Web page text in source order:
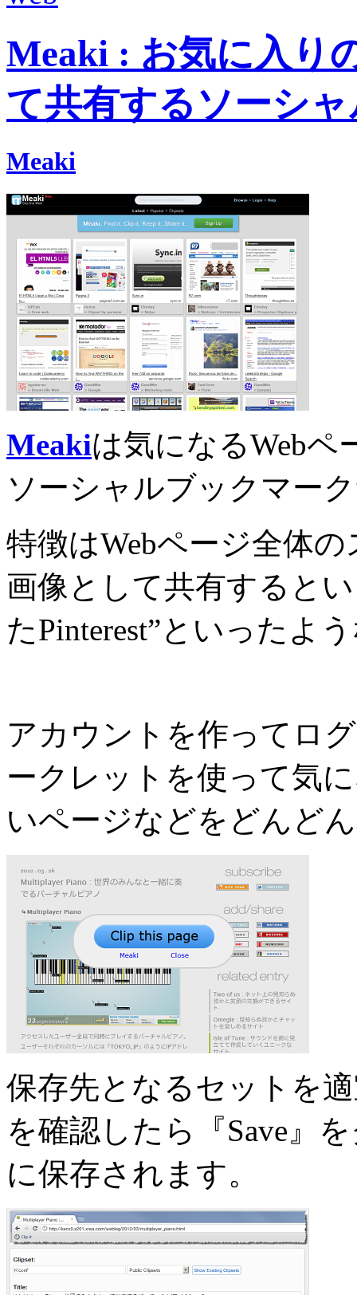
Meaki : お気に入り
て共有するソーシ
Meaki
Meakiは気になるWeb
ソーシャルブックマー
特徴はWebページ全体
画像として共有すると
たPinterest”といったよ
アカウントを作ってロ
ークレットを使って気
いページなどをどんど
保存先となるセットを
を確認したら『Save』
に保存されます。